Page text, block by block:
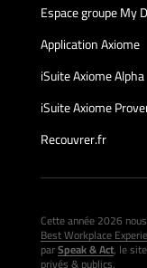
Espace groupe My
Application Axiome
iSuite Axiome Alpha
iSuite Axiome
Recouvrer.fr
Cette année 2026
Best Workplace
parSpeak & Act, le